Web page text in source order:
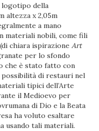
logotipo della
altezza x 2,05m
a mano
materiali nobili, come fili
chiara ispirazioneArt
per lo sfondo
che è stato fatto con
possibilità di restauri nel
tipici dell’Arte
il Medioevo per
di Dio e la Beata
ha voluto esaltare
usando tali materiali.